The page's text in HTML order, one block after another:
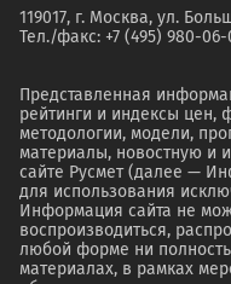
119017, г. Москва, ул.
Тел./факс: +7 (495) 980-06-
Представленная
рейтинги и индексы цен,
методологии, модели,
материалы, новостную
сайте Русмет (далее —
для использования
Информация сайта не
воспроизводиться,
любой форме ни
материалах, в рамках